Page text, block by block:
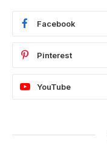
Facebook
Pinterest
YouTube